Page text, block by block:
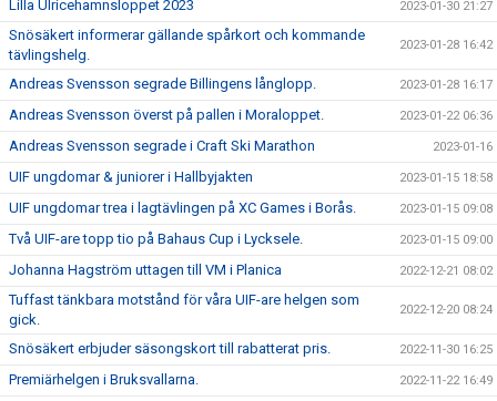
Lilla Ulricehamnsloppet 2023 2023-01-30 21:27
Snösäkert informerar gällande spårkort och kommande
tävlingshelg.
2023-01-28 16:42
Andreas Svensson segrade Billingens långlopp. 2023-01-28 16:17
Andreas Svensson överst på pallen i Moraloppet. 2023-01-22 06:36
Andreas Svensson segrade i Craft Ski Marathon 2023-01-16
UIF ungdomar & juniorer i Hallbyjakten 2023-01-15 18:58
UIF ungdomar trea i lagtävlingen på XC Games i Borås. 2023-01-15 09:08
Två UIF-are topp tio på Bahaus Cup i Lycksele. 2023-01-15 09:00
Johanna Hagström uttagen till VM i Planica 2022-12-21 08:02
Tuffast tänkbara motstånd för våra UIF-are helgen som
gick.
2022-12-20 08:24
Snösäkert erbjuder säsongskort till rabatterat pris. 2022-11-30 16:25
Premiärhelgen i Bruksvallarna. 2022-11-22 16:49